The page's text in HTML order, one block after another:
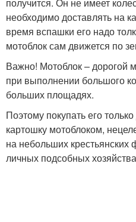
необходимо доставлять на
время вспашки его надо
мотоблок сам движется по
Важно! Мотоблок – дорогой
при выполнении большого
больших площадях.
Поэтому покупать его
картошку мотоблоком,
на небольших
личных подсобных